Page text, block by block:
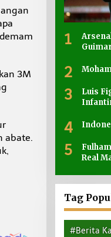
3M
abate.
1
2
3
Luis
4
5
Real
Tag
#Berita